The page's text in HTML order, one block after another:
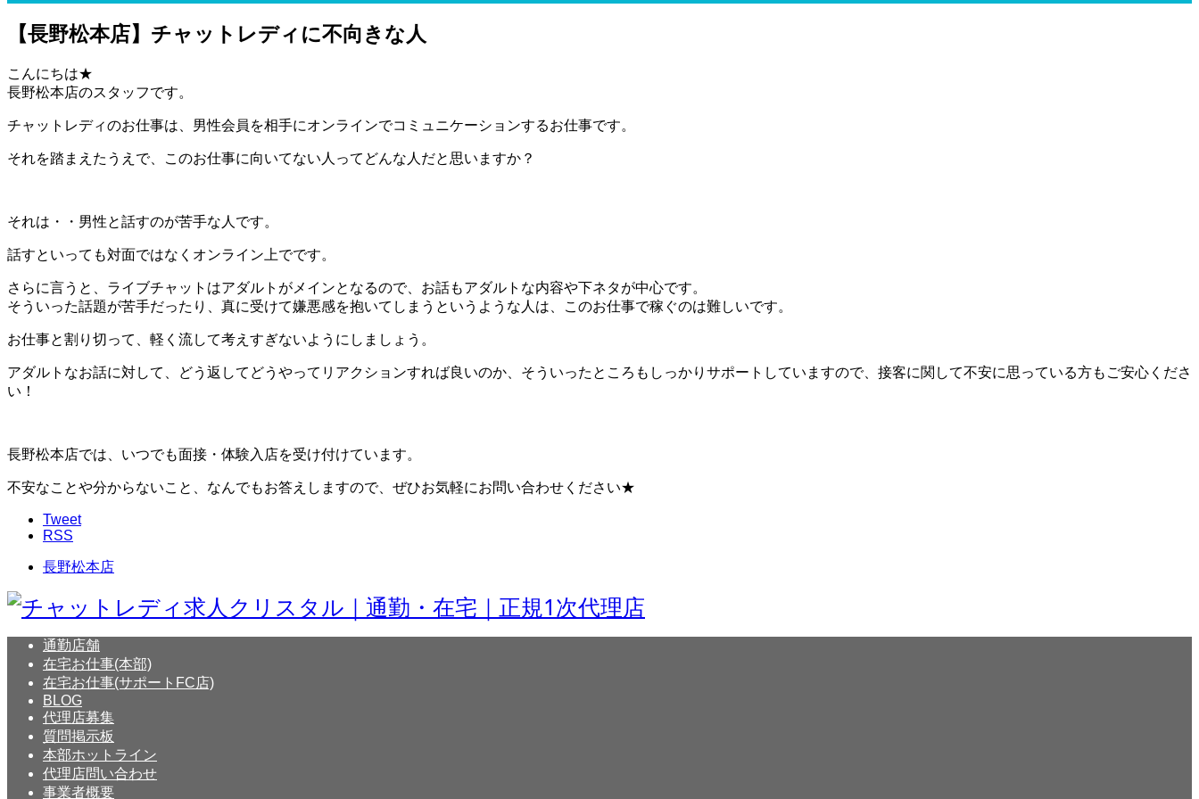
【長野松本店】チャットレディに不向きな人
こんにちは★
長野松本店のスタッフです。
チャットレディのお仕事は、男性会員を相手にオンラインでコミュニケーションするお仕事です。
それを踏まえたうえで、このお仕事に向いてない人ってどんな人だと思いますか？
それは・・男性と話すのが苦手な人です。
話すといっても対面ではなくオンライン上でです。
さらに言うと、ライブチャットはアダルトがメインとなるので、お話もアダルトな内容や下ネタが中心です。
そういった話題が苦手だったり、真に受けて嫌悪感を抱いてしまうというような人は、このお仕事で稼ぐのは難しいです。
お仕事と割り切って、軽く流して考えすぎないようにしましょう。
アダルトなお話に対して、どう返してどうやってリアクションすれば良いのか、そういったところもしっかりサポートしていますので、接客に関して不安に思っている方もご安心くださ
い！
長野松本店では、いつでも面接・体験入店を受け付けています。
不安なことや分からないこと、なんでもお答えしますので、ぜひお気軽にお問い合わせください★
Tweet
RSS
長野松本店
通勤店舗
在宅お仕事(本部)
在宅お仕事(サポートFC店)
BLOG
代理店募集
質問掲示板
本部ホットライン
代理店問い合わせ
事業者概要